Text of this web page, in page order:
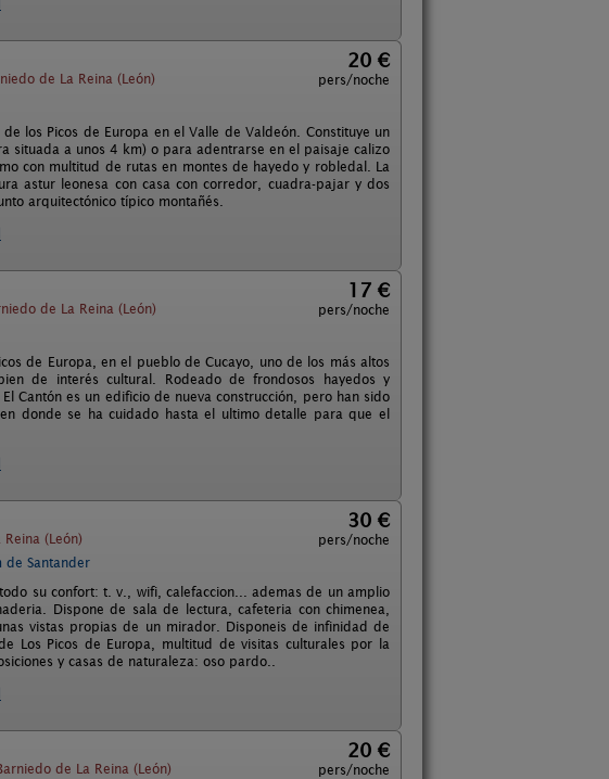
de La Reina (León)
20 €
pers/noche
los Picos de Europa en el Valle de Valdeón. Constituye un
situada a unos 4 km) o para adentrarse en el paisaje calizo
con multitud de rutas en montes de hayedo y robledal. La
astur leonesa con casa con corredor, cuadra-pajar y dos
arquitectónico típico montañés.
de La Reina (León)
17 €
pers/noche
de Europa, en el pueblo de Cucayo, uno de los más altos
de interés cultural. Rodeado de frondosos hayedos y
Cantón es un edificio de nueva construcción, pero han sido
donde se ha cuidado hasta el ultimo detalle para que el
(León)
30 €
pers/noche
de Santander
su confort: t. v., wifi, calefaccion... ademas de un amplio
Dispone de sala de lectura, cafeteria con chimenea,
vistas propias de un mirador. Disponeis de infinidad de
Los Picos de Europa, multitud de visitas culturales por la
y casas de naturaleza: oso pardo..
de La Reina (León)
20 €
pers/noche